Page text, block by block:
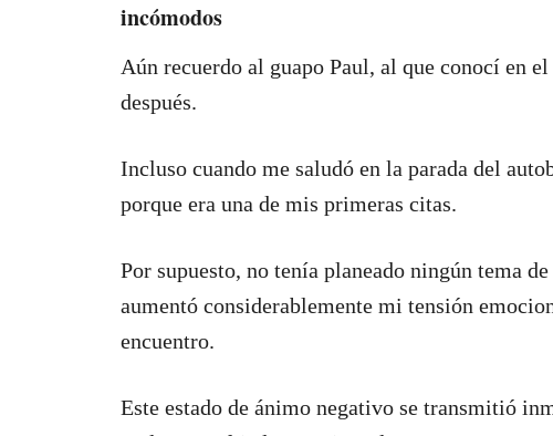
incómodos
Aún recuerdo al guapo Paul, al que conocí en
después.
Incluso cuando me saludó en la parada del
porque era una de mis primeras citas.
Por supuesto, no tenía planeado ningún tema
aumentó considerablemente mi tensión
encuentro.
Este estado de ánimo negativo se transmitió